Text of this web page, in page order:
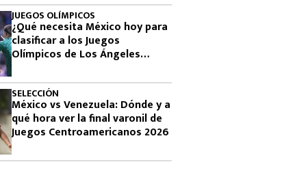
JUEGOS OLÍMPICOS
¿Qué necesita México hoy para
clasificar a los Juegos
Olímpicos de Los Ángeles
SELECCIÓN
México vs Venezuela: Dónde y a
qué hora ver la final varonil de
Juegos Centroamericanos 2026